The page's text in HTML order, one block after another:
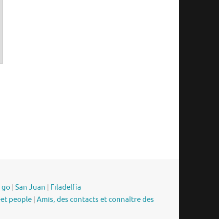
| San Juan | Filadelfia
people | Amis, des contacts et connaître des